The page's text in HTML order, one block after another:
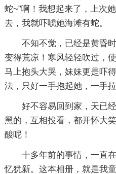
蛇~”啊！我想起来了，上次
去，我就吓唬她海滩有蛇。
不知不觉，已经是黄昏
变得荒凉！寒风轻轻吹过，
马上抱头大哭，妹妹更是吓
法，只好一手抱起她，一手
好不容易回到家，天已
黑的，互相投看，都开怀大
酸呢！
十多年前的事情，一直
忆犹新。这本相册，就是我